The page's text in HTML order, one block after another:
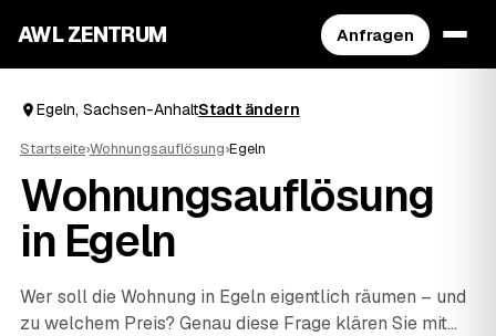
AWL ZENTRUM Anfragen
Egeln, Sachsen-AnhaltStadt ändern
Startseite›Wohnungsauflösung›Egeln
Wohnungsauflösung
in Egeln
Wer soll die Wohnung in Egeln eigentlich räumen – und
zu welchem Preis? Genau diese Frage klären Sie mit